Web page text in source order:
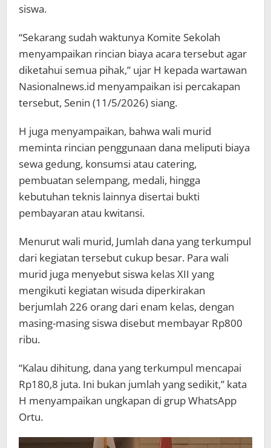
siswa.
“Sekarang sudah waktunya Komite Sekolah
menyampaikan rincian biaya acara tersebut agar
diketahui semua pihak,” ujar H kepada wartawan
Nasionalnews.id menyampaikan isi percakapan
tersebut, Senin (11/5/2026) siang.
H juga menyampaikan, bahwa wali murid
meminta rincian penggunaan dana meliputi biaya
sewa gedung, konsumsi atau catering,
pembuatan selempang, medali, hingga
kebutuhan teknis lainnya disertai bukti
pembayaran atau kwitansi.
Menurut wali murid, Jumlah dana yang terkumpul
dari kegiatan tersebut cukup besar. Para wali
murid juga menyebut siswa kelas XII yang
mengikuti kegiatan wisuda diperkirakan
berjumlah 226 orang dari enam kelas, dengan
masing-masing siswa disebut membayar Rp800
ribu.
“Kalau dihitung, dana yang terkumpul mencapai
Rp180,8 juta. Ini bukan jumlah yang sedikit,” kata
H menyampaikan ungkapan di grup WhatsApp
Ortu.